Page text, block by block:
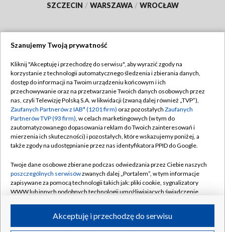
SZCZECIN / WARSZAWA / WROCŁAW
TVP
Abonament TVP
Emisja w TVP
Centrum informacji TVP
Naziemna Telewizja Cyfrowa
Rada Programowa
System NOS
Informacje o nadawcy
Program dla prasy
Regulamin TVP
Polityka prywatności
Moje zgody
Pomoc
Kontakt
Kanały
Szanujemy Twoją prywatność
Kliknij "Akceptuję i przechodzę do serwisu", aby wyrazić zgody na
korzystanie z technologii automatycznego śledzenia i zbierania danych,
dostęp do informacji na Twoim urządzeniu końcowym i ich
przechowywanie oraz na przetwarzanie Twoich danych osobowych przez
nas, czyli Telewizję Polską S.A. w likwidacji (zwaną dalej również „TVP”),
Zaufanych Partnerów z IAB* (1201 firm) oraz pozostałych Zaufanych
Partnerów TVP (93 firm), w celach marketingowych (w tym do
zautomatyzowanego dopasowania reklam do Twoich zainteresowań i
mierzenia ich skuteczności) i pozostałych, które wskazujemy poniżej, a
także zgody na udostępnianie przez nas identyfikatora PPID do Google.
Twoje dane osobowe zbierane podczas odwiedzania przez Ciebie naszych
poszczególnych serwisówzwanych dalej „Portalem”, w tym informacje
zapisywane za pomocą technologii takich jak: pliki cookie, sygnalizatory
WWW lub innych podobnych technologii umożliwiających świadczenie
ruchu w Internecie.Akceptuję i przechodzę do serwisu